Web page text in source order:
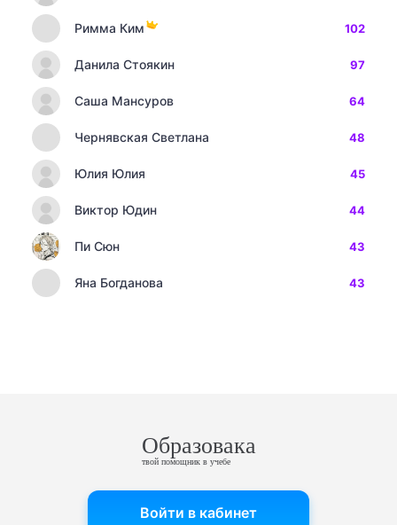
Римма Ким 102
Данила Стоякин 97
Саша Мансуров 64
Чернявская Светлана 48
Юлия Юлия 45
Виктор Юдин 44
Пи Сюн 43
Яна Богданова 43
Образовака
твой помощник в учебе
Войти в кабинет